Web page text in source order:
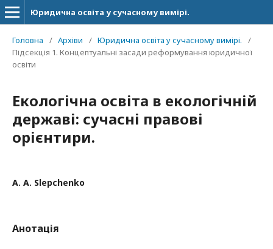
Юридична освіта у сучасному вимірі.
Головна / Архіви / Юридична освіта у сучасному вимірі.
/
Підсекція 1. Концептуальні засади реформування юридичної
освіти
Екологічна освіта в екологічній
державі: сучасні правові
орієнтири.
A. A. Slepchenko
Анотація